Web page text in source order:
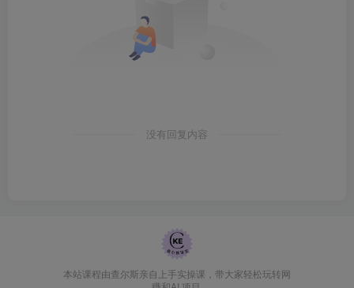
没有回复内容
本站课程由查尔斯亲自上手实操课，带大家轻松玩转网